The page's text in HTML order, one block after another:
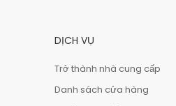
DỊCH VỤ
Trở thành nhà cung cấp
Danh sách cửa hàng